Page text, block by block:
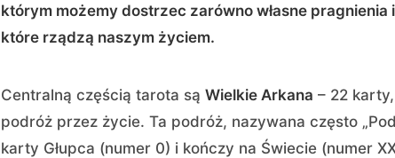
którym możemy dostrzec zarówno własne pragnienia
które rządzą naszym życiem.
Centralną częścią tarota są Wielkie Arkana – 22
podróż przez życie. Ta podróż, nazywana często
karty Głupca (numer 0) i kończy na Świecie (numer